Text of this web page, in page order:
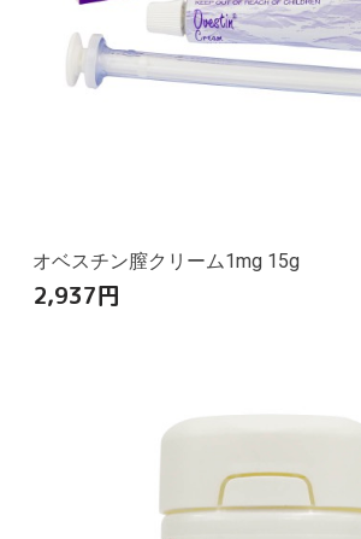
オベスチン膣クリーム1mg 15g
2,937円